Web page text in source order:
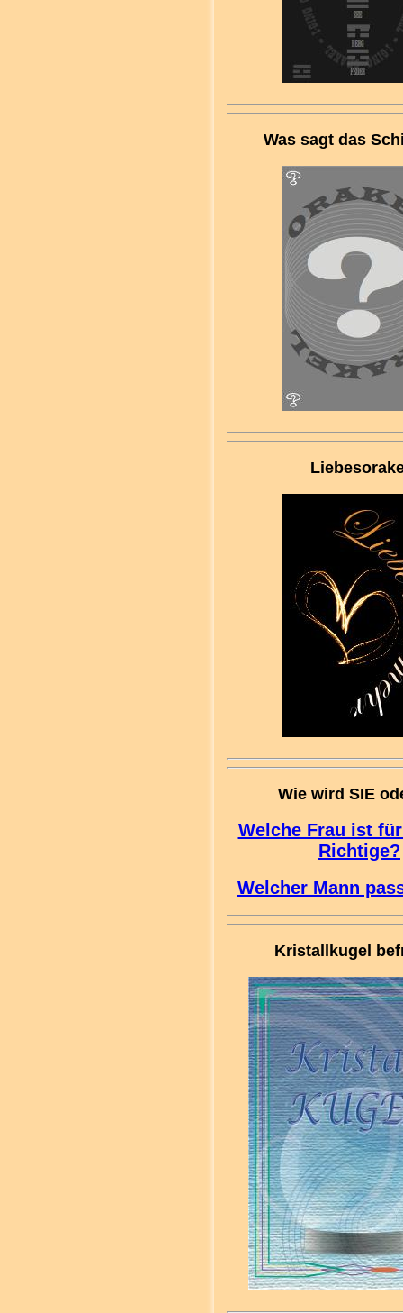
Was sagt das
Wie wird SIE
Welche Frau ist
Richtige?
Welcher Mann
Kristallkugel